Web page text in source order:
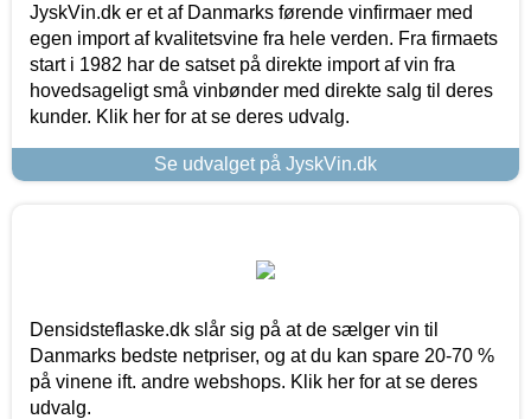
JyskVin.dk er et af Danmarks førende vinfirmaer med
egen import af kvalitetsvine fra hele verden. Fra firmaets
start i 1982 har de satset på direkte import af vin fra
hovedsageligt små vinbønder med direkte salg til deres
kunder. Klik her for at se deres udvalg.
Se udvalget på JyskVin.dk
Densidsteflaske.dk slår sig på at de sælger vin til
Danmarks bedste netpriser, og at du kan spare 20-70 %
på vinene ift. andre webshops. Klik her for at se deres
udvalg.